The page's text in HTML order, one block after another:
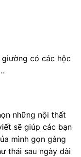
có các hộc
những nội thất
sẽ giúp các bạn
mình gọn gàng
thái sau ngày dài